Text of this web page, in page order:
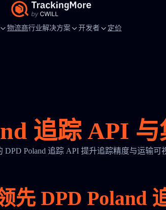
物流商行业解决方案 开发者 定价
追踪 API
DPD Poland 追踪 API 提升追踪精度与运输可
先 DPD Poland